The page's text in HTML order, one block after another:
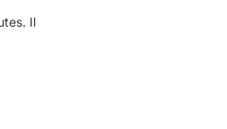
Il